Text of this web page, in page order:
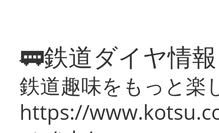
🚃鉄道ダイヤ情
鉄道趣味をもっと楽
https://